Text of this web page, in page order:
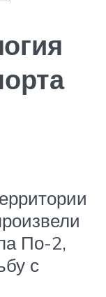
По-2,
с